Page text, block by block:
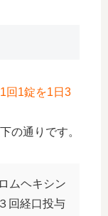
回1錠を1日3
の通りです。
ムヘキシン
回経口投与